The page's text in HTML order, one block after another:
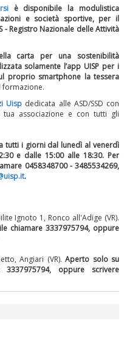
possono fare le
il bilancio della stagione
è disponibile la modulistica
e società sportive, per il
- Registro Nazionale delle Attività
carta per una sostenibilità
solamente l’app UISP per i
proprio smartphone la tessera
formazione.
Uisp dedicata alle ASD/SSD con
associazione e con tutti gli
tutti i giorni dal lunedì al venerdì
e dalle 15:00 alle 18:30. Per
0458348700 - 3485534269,
.
Ignoto 1, Ronco all'Adige (VR).
chiamare 3337975794, oppure
Angiari (VR). Aperto solo su
oppure scrivere